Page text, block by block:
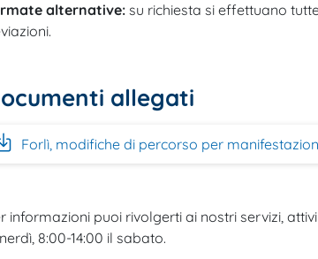
alternative: su richiesta si effettuano
allegati
Forlì, modifiche di percorso per
informazioni puoi rivolgerti ai nostri servizi,
8:00-14:00 il sabato.